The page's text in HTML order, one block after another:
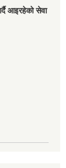
आइरहेको सेवा